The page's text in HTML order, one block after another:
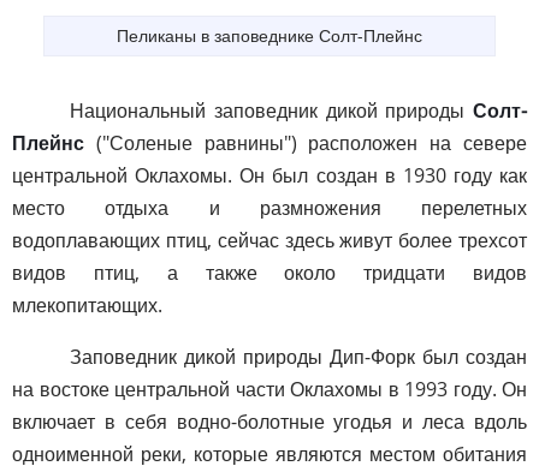
Пеликаны в заповеднике Солт-Плейнс
Национальный заповедник дикой природы Солт-
Плейнс ("Соленые равнины") расположен на севере
центральной Оклахомы. Он был создан в 1930 году как
место отдыха и размножения перелетных
водоплавающих птиц, сейчас здесь живут более трехсот
видов птиц, а также около тридцати видов
млекопитающих.
Заповедник дикой природы Дип-Форк был создан
на востоке центральной части Оклахомы в 1993 году. Он
включает в себя водно-болотные угодья и леса вдоль
одноименной реки, которые являются местом обитания